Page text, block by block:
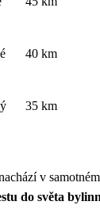
40 km
35 km
v
do světa